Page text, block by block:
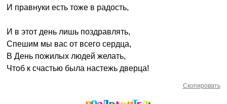
И правнуки есть тоже в радость,
И в этот день лишь поздравлять,
Спешим мы вас от всего сердца,
В День пожилых людей желать,
Чтоб к счастью была настежь дверца!
Скопировать